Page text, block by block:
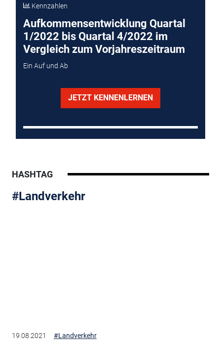
Kennzahlen
Aufkommensentwicklung Quartal
1/2022 bis Quartal 4/2022 im
Vergleich zum Vorjahreszeitraum
Ein Auf und Ab
JETZT KENNENLERNEN
HASHTAG
#Landverkehr
19.08.2021 #Landverkehr